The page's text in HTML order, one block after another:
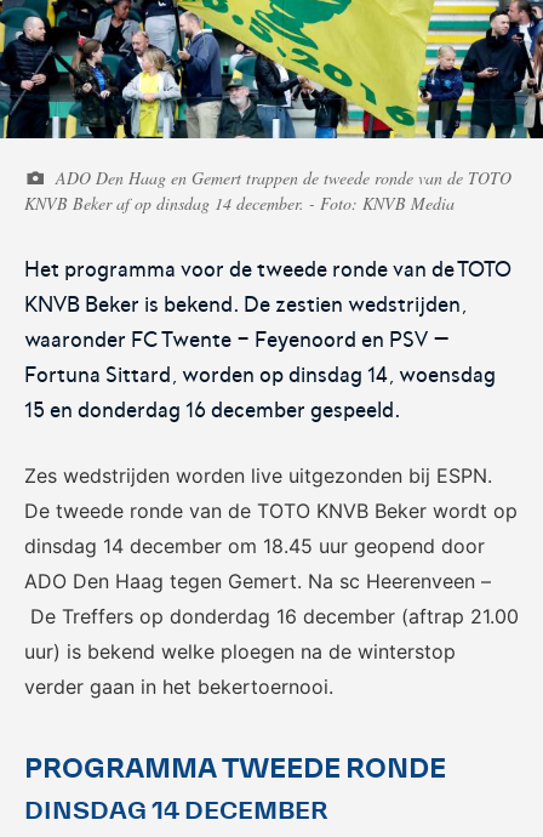
Voetbal.nl
Hét platform voor
amateurvoetballend
Eurojackpot KNVB
Beker
Voor het laatste nieuws,
uitslagen en programma van
Eurojackpot Vrouwen
Eredivisie
Het officiële kanaal van de
Eurojackpot Vrouwen
Eredivisie met het laatste
nieuws, programma,
standen en alle
KNVB Expertise
Kennis- en innovatiecentrum
voor Betaald Voetbal.
ADO Den Haag en Gemert trappen de tweede ronde van de TOTO
KNVB Beker af op dinsdag 14 december. - Foto: KNVB Media
Het programma voor de tweede ronde van de TOTO
KNVB Beker is bekend. De zestien wedstrijden,
waaronder FC Twente - Feyenoord en PSV –
Fortuna Sittard, worden op dinsdag 14, woensdag
15 en donderdag 16 december gespeeld.
Zes wedstrijden worden live uitgezonden bij ESPN.
De tweede ronde van de TOTO KNVB Beker wordt op
dinsdag 14 december om 18.45 uur geopend door
ADO Den Haag tegen Gemert. Na sc Heerenveen –
De Treffers op donderdag 16 december (aftrap 21.00
uur) is bekend welke ploegen na de winterstop
verder gaan in het bekertoernooi.
PROGRAMMA TWEEDE RONDE
DINSDAG 14 DECEMBER